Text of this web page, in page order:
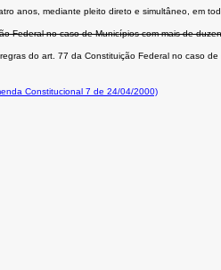
anos, mediante pleito direto e simultâneo, em
Federal no caso de Municípios com mais de
do art. 77 da Constituição Federal no caso
Constitucional 7 de 24/04/2000)